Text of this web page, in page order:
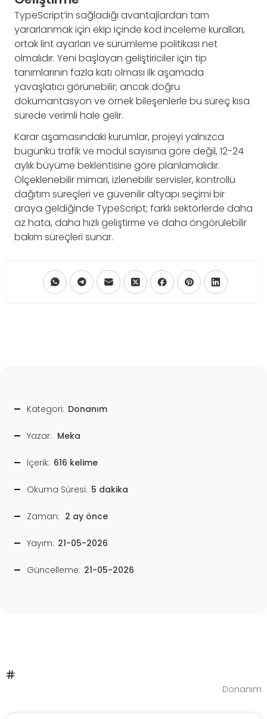
TypeScript’in sağladığı avantajlardan tam
yararlanmak için ekip içinde kod inceleme kuralları,
ortak lint ayarları ve sürümleme politikası net
olmalıdır. Yeni başlayan geliştiriciler için tip
tanımlarının fazla katı olması ilk aşamada
yavaşlatıcı görünebilir; ancak doğru
dokümantasyon ve örnek bileşenlerle bu süreç kısa
sürede verimli hale gelir.
Karar aşamasındaki kurumlar, projeyi yalnızca
bugünkü trafik ve modül sayısına göre değil, 12-24
aylık büyüme beklentisine göre planlamalıdır.
Ölçeklenebilir mimari, izlenebilir servisler, kontrollü
dağıtım süreçleri ve güvenilir altyapı seçimi bir
araya geldiğinde TypeScript; farklı sektörlerde daha
az hata, daha hızlı geliştirme ve daha öngörülebilir
bakım süreçleri sunar.
Kategori: Donanım
Yazar: Meka
İçerik: 616 kelime
Okuma Süresi: 5 dakika
Zaman: 2 ay önce
Yayım: 21-05-2026
Güncelleme: 21-05-2026
Donanım